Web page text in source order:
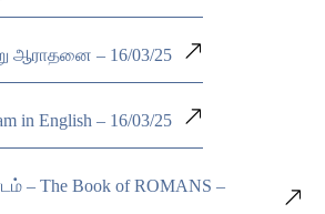
ஆராதனை – 16/03/25
in English – 16/03/25
– The Book of ROMANS –